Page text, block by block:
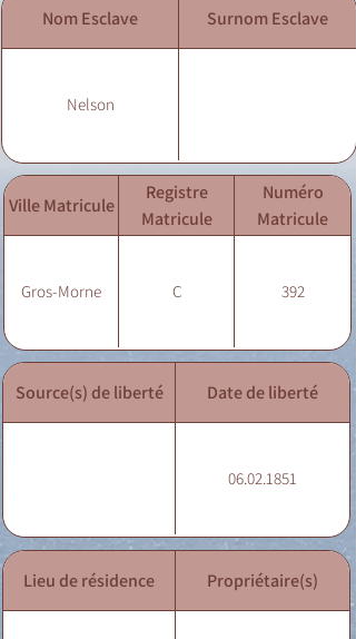
Nom Esclave Surnom Esclave
Nelson
Ville Matricule
Registre
Matricule
Numéro
Matricule
Gros-Morne C 392
Source(s) de liberté Date de liberté
06.02.1851
Lieu de résidence Propriétaire(s)